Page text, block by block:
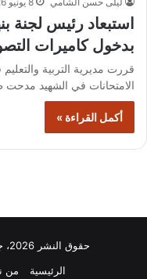
استبعاد رئيس لجنة
بدخول كاميرات
قررت مديرية التربية
الامتحانات في الشهيد
أكمل القراءة »
حقوق النشر 2026، جميع الحقوق محفوظة © نبأ مصر
الرئيسية
من